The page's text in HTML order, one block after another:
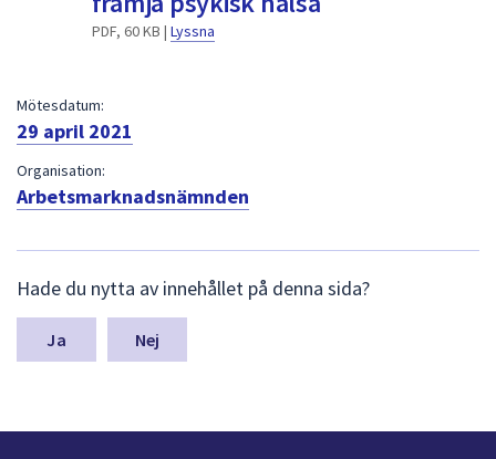
PDF, 60 KB | Lyssna
Mötesdatum:
29 april 2021
Organisation:
Arbetsmarknadsnämnden
ä
m
a
n
Hade du nytta av innehållet på denna sida?
Nej